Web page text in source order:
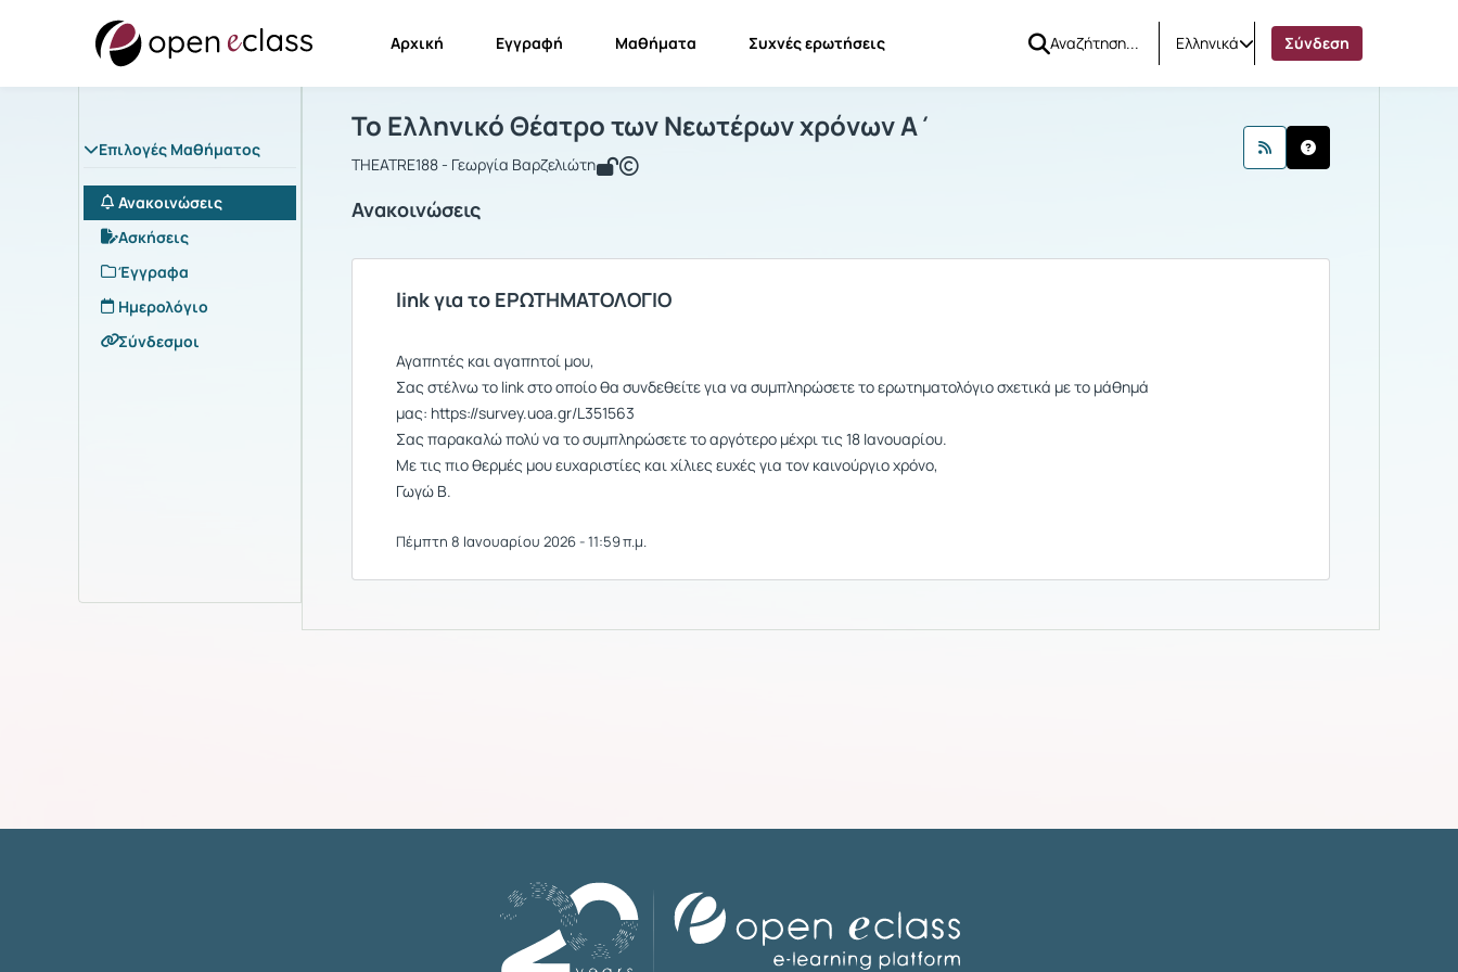
Αρχική Εγγραφή Μαθήματα Συχνές ερωτήσεις Ελληνικά Σύνδεση
Επιλογές Μαθήματος
Ανακοινώσεις
Ασκήσεις
Έγγραφα
Ημερολόγιο
Σύνδεσμοι
Ανακοινώσεις
Μάθημα : Το Ελληνικό Θέατρο των Νεωτέρων χρόνων Α΄
Το Ελληνικό Θέατρο των Νεωτέρων χρόνων Α΄
THEATRE188 - Γεωργία Βαρζελιώτη
Ανακοινώσεις
link για το ΕΡΩΤΗΜΑΤΟΛΟΓΙΟ
Αγαπητές και αγαπητοί μου,
Σας στέλνω το link στο οποίο θα συνδεθείτε για να συμπληρώσετε το ερωτηματολόγιο σχετικά με το μάθημά
μας: https://survey.uoa.gr/L351563
Σας παρακαλώ πολύ να το συμπληρώσετε το αργότερο μέχρι τις 18 Ιανουαρίου.
Με τις πιο θερμές μου ευχαριστίες και χίλιες ευχές για τον καινούργιο χρόνο,
Γωγώ Β.
Πέμπτη 8 Ιανουαρίου 2026 - 11:59 π.μ.